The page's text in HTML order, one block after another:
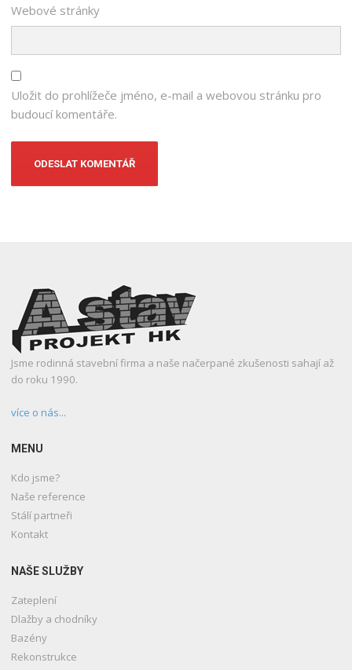
Webové stránky
Uložit do prohlížeče jméno, e-mail a webovou stránku pro
budoucí komentáře.
Jsme rodinná stavební firma a naše načerpané zkušenosti sahají až
do roku 1990.
více o nás...
MENU
Kdo jsme?
Naše reference
Stálí partneři
Kontakt
NAŠE SLUŽBY
Zateplení
Dlažby a chodníky
Bazény
Rekonstrukce